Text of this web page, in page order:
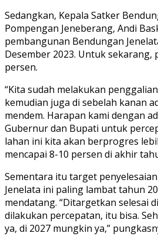
Sedangkan, Kepala Satker
Pompengan Jeneberang, Andi
pembangunan Bendungan
Desember 2023. Untuk sekarang,
persen.
“Kita sudah melakukan
kemudian juga di sebelah kanan
mendem. Harapan kami dengan
Gubernur dan Bupati untuk
lahan ini kita akan berprogres
mencapai 8-10 persen di akhir
Sementara itu target
Jenelata ini paling lambat tahun
mendatang. “Ditargetkan selesai
dilakukan percepatan, itu bisa.
ya, di 2027 mungkin ya,”